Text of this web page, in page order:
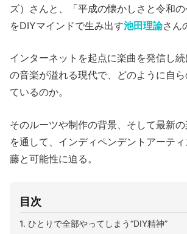
ズ）さんと、「平成の懐かしさと令和の
をDIYマインドで生み出す池田理論さん
インターネットを起点に楽曲を発信し
の音楽が溢れる現代で、どのように自
ているのか。
そのルーツや制作の背景、そして最新
を通して、インディペンデントアーテ
藤と可能性に迫る。
目次
1. ひとりで全部やってしまう“DIY精神”